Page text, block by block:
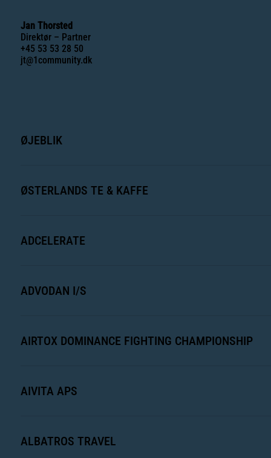
Jan Thorsted
Direktør – Partner
+45 53 53 28 50
jt@1community.dk
ØJEBLIK
ØSTERLANDS TE & KAFFE
ADCELERATE
ADVODAN I/S
AIRTOX DOMINANCE FIGHTING CHAMPIONSHIP
AIVITA APS
ALBATROS TRAVEL